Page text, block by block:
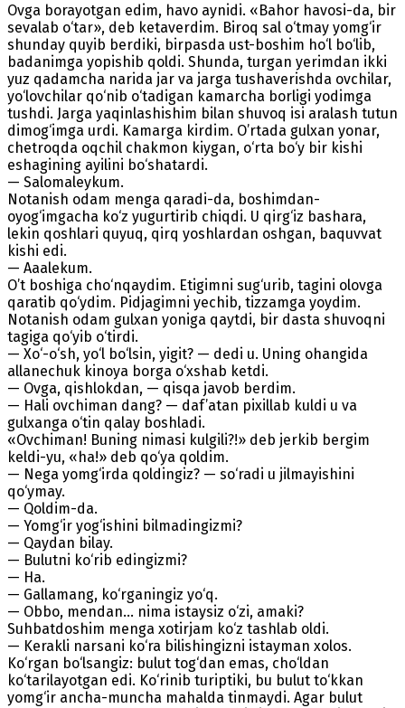
Ovga borayotgan edim, havo aynidi. «Bahor havosi-da, bir
sevalab o‘tar», deb ketaverdim. Biroq sal o‘tmay yomg‘ir
shunday quyib berdiki, birpasda ust-boshim ho‘l bo‘lib,
badanimga yopishib qoldi. Shunda, turgan yerimdan ikki
yuz qadamcha narida jar va jarga tushaverishda ovchilar,
yo‘lovchilar qo‘nib o‘tadigan kamarcha borligi yodimga
tushdi. Jarga yaqinlashishim bilan shuvoq isi aralash tutun
dimog‘imga urdi. Kamarga kirdim. O’rtada gulxan yonar,
chetroqda oqchil chakmon kiygan, o‘rta bo‘y bir kishi
eshagining ayilini bo‘shatardi.
— Salomaleykum.
Notanish odam menga qaradi-da, boshimdan-
oyog‘imgacha ko‘z yugurtirib chiqdi. U qirg‘iz bashara,
lekin qoshlari quyuq, qirq yoshlardan oshgan, baquvvat
kishi edi.
— Aaalekum.
O’t boshiga cho‘nqaydim. Etigimni sug‘urib, tagini olovga
qaratib qo‘ydim. Pidjagimni yechib, tizzamga yoydim.
Notanish odam gulxan yoniga qaytdi, bir dasta shuvoqni
tagiga qo‘yib o‘tirdi.
— Xo‘-o‘sh, yo‘l bo‘lsin, yigit? — dedi u. Uning ohangida
allanechuk kinoya borga o‘xshab ketdi.
— Ovga, qishlokdan, — qisqa javob berdim.
— Hali ovchiman dang? — daf’atan pixillab kuldi u va
gulxanga o‘tin qalay boshladi.
«Ovchiman! Buning nimasi kulgili?!» deb jerkib bergim
keldi-yu, «ha!» deb qo‘ya qoldim.
— Nega yomg‘irda qoldingiz? — so‘radi u jilmayishini
qo‘ymay.
— Qoldim-da.
— Yomg‘ir yog‘ishini bilmadingizmi?
— Qaydan bilay.
— Bulutni ko‘rib edingizmi?
— Ha.
— Gallamang, ko‘rganingiz yo‘q.
— Obbo, mendan... nima istaysiz o‘zi, amaki?
Suhbatdoshim menga xotirjam ko‘z tashlab oldi.
— Kerakli narsani ko‘ra bilishingizni istayman xolos.
Ko‘rgan bo‘lsangiz: bulut tog‘dan emas, cho‘ldan
ko‘tarilayotgan edi. Ko‘rinib turiptiki, bu bulut to‘kkan
yomg‘ir ancha-muncha mahalda tinmaydi. Agar bulut